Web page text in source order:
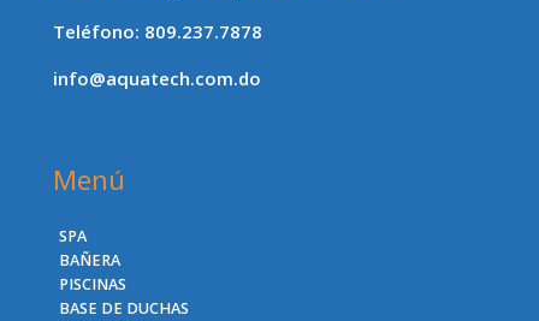
Teléfono: 809.237.7878
info@aquatech.com.do
Menú
SPA
BAÑERA
PISCINAS
BASE DE DUCHAS